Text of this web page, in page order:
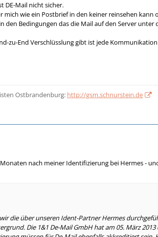
DE-Mail nicht sicher.
mich wie ein Postbrief in den keiner reinsehen
den Bedingungen das die Mail auf den Server
zu-End Verschlüsslung gibt ist jede
Ostbrandenburg: http://gsm.schnurstein.de
nach meiner Identifizierung bei Hermes -
die über unseren Ident-Partner Hermes
Die 1&1 De-Mail GmbH hat am 05. März